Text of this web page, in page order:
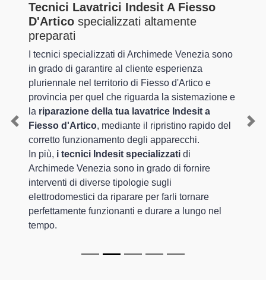
Tecnici Lavatrici Indesit A Fiesso
D'Artico specializzati altamente
preparati
I tecnici specializzati di Archimede Venezia sono
in grado di garantire al cliente esperienza
pluriennale nel territorio di Fiesso d'Artico e
provincia per quel che riguarda la sistemazione e
la riparazione della tua lavatrice Indesit a
Fiesso d'Artico, mediante il ripristino rapido del
corretto funzionamento degli apparecchi.
In più, i tecnici Indesit specializzati di
Archimede Venezia sono in grado di fornire
interventi di diverse tipologie sugli
elettrodomestici da riparare per farli tornare
perfettamente funzionanti e durare a lungo nel
tempo.
Previous